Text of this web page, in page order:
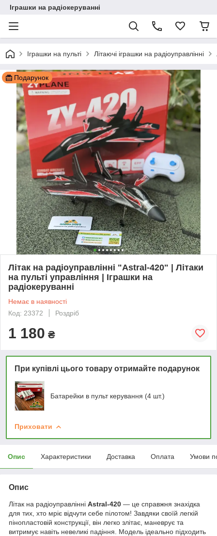
Іграшки на радіокеруванні
Іграшки на пульті Літаючі іграшки на радіоуправлінні
Подарунок
Літак на радіоуправлінні "Astral-420" | Літаки
на пульті управління | Іграшки на
радіокеруванні
Немає в наявності
Код: 23372
Роздріб
1 180 ₴
При купівлі цього товару отримайте подарунок
Батарейки в пульт керування (4 шт.)
Приховати
Опис Характеристики Доставка Оплата Умови
Опис
Літак на радіоуправлінні Astral-420 — це справжня знахідка
для тих, хто мріє відчути себе пілотом! Завдяки своїй легкій
пінопластовій конструкції, він легко злітає, маневрує та
витримує навіть невеликі падіння. Модель ідеально підходить